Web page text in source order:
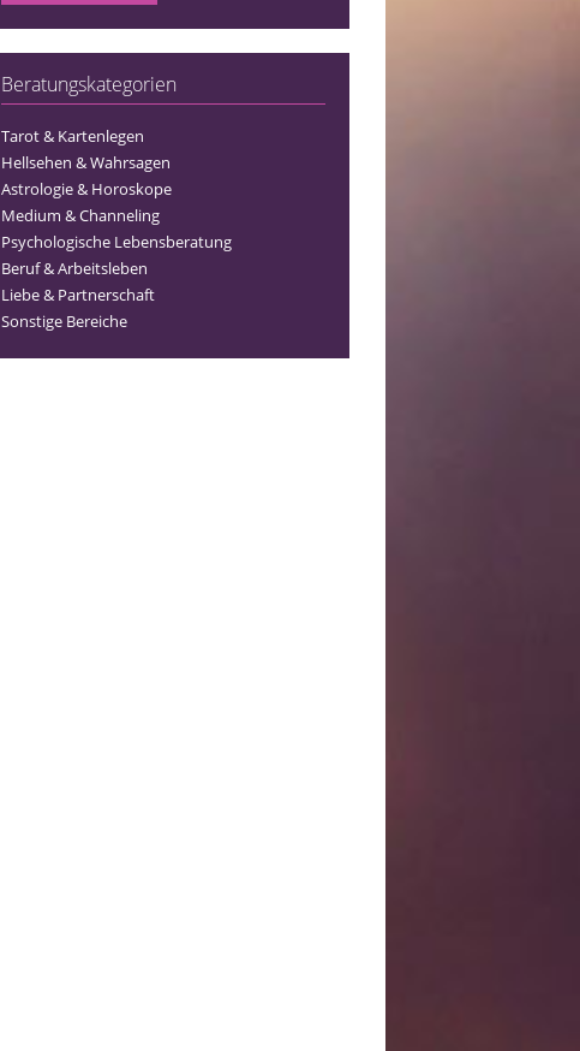
Beratungskategorien
Tarot & Kartenlegen
Hellsehen & Wahrsagen
Astrologie & Horoskope
Medium & Channeling
Psychologische Lebensberatung
Beruf & Arbeitsleben
Liebe & Partnerschaft
Sonstige Bereiche